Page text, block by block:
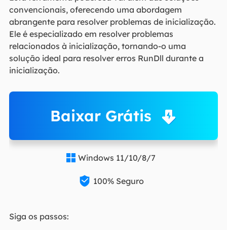
convencionais, oferecendo uma abordagem
abrangente para resolver problemas de inicialização.
Ele é especializado em resolver problemas
relacionados à inicialização, tornando-o uma
solução ideal para resolver erros RunDll durante a
inicialização.
Baixar Grátis
 Windows 11/10/8/7
 100% Seguro
Siga os passos: